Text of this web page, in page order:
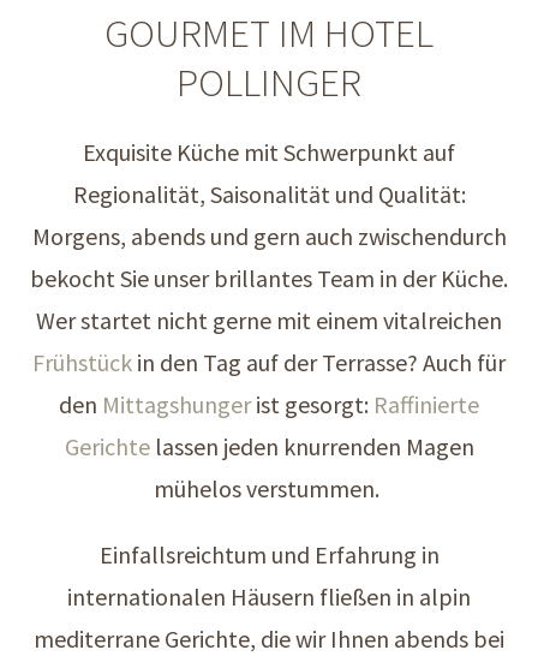
GOURMET IM HOTEL
POLLINGER
Exquisite Küche mit Schwerpunkt auf
Regionalität, Saisonalität und Qualität:
Morgens, abends und gern auch zwischendurch
bekocht Sie unser brillantes Team in der Küche.
Wer startet nicht gerne mit einem vitalreichen
Frühstück in den Tag auf der Terrasse? Auch für
den Mittagshungerist gesorgt: Raffinierte
Gerichtelassen jeden knurrenden Magen
mühelos verstummen.
Einfallsreichtum und Erfahrung in
internationalen Häusern fließen in alpin
mediterrane Gerichte, die wir Ihnen abends bei